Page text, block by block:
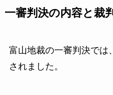
一審判決の内容と裁
富山地裁の一審判決では
されました。